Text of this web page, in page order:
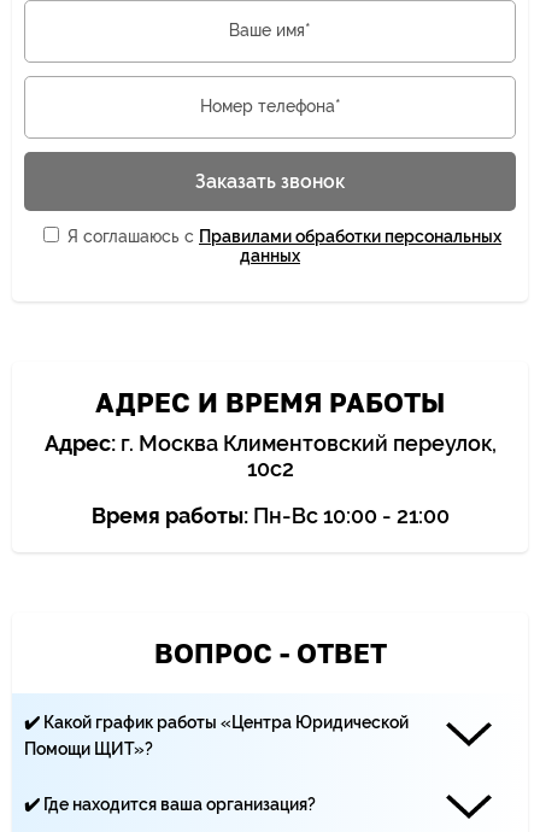
Ваше имя*
Номер телефона*
Заказать звонок
Я соглашаюсь с Правилами обработки персональных
данных
АДРЕС И ВРЕМЯ РАБОТЫ
Адрес:г. Москва Климентовский переулок,
10с2
Время работы:Пн-Вс 10:00 - 21:00
ВОПРОС - ОТВЕТ
✔️ Какой график работы «Центра Юридической
Помощи ЩИТ»?
✔️ Где находится ваша организация?